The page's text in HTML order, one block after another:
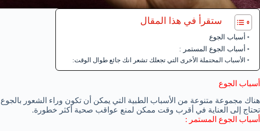
ستقرأ في هذا المقال
أسباب الجوع
أسباب الجوع المستمر :
الأسباب المحتملة الأخرى التي تجعلك تشعر انك جائع طوال الوقت:
أسباب الجوع
هناك مجموعة متنوعة من الأسباب الطبية التي يمكن أن تكون وراء الشعور
تحتاج إلى العناية في أقرب وقت ممكن لمنع عواقب صحية أكثر خطورة.
أسباب الجوع المستمر :